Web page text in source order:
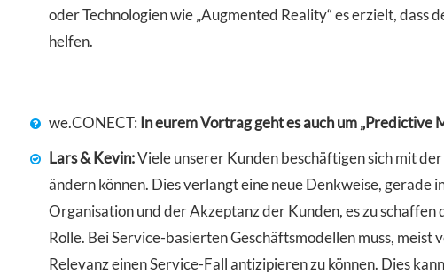
oder Technologien wie „Augmented Reality“ es erzielt,
helfen.
we.CONECT: In eurem Vortrag geht es auch um „Predictive
Lars & Kevin:Viele unserer Kunden beschäftigen sich mit
ändern können. Dies verlangt eine neue Denkweise,
Organisation und der Akzeptanz der Kunden, es zu
Rolle. Bei Service-basierten Geschäftsmodellen muss,
Relevanz einen Service-Fall antizipieren zu können. Dies